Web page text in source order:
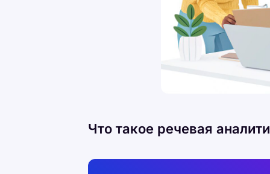
Что такое речевая